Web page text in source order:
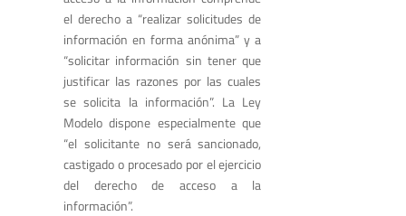
el derecho a “realizar solicitudes de
información en forma anónima” y a
“solicitar información sin tener que
justificar las razones por las cuales
se solicita la información”. La Ley
Modelo dispone especialmente que
“el solicitante no será sancionado,
castigado o procesado por el ejercicio
del derecho de acceso a la
información”.